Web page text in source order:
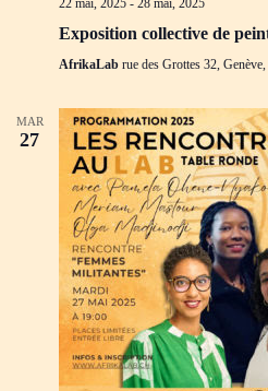
Exposition collective de
AfrikaLab rue des Grottes 32,
MAR
27